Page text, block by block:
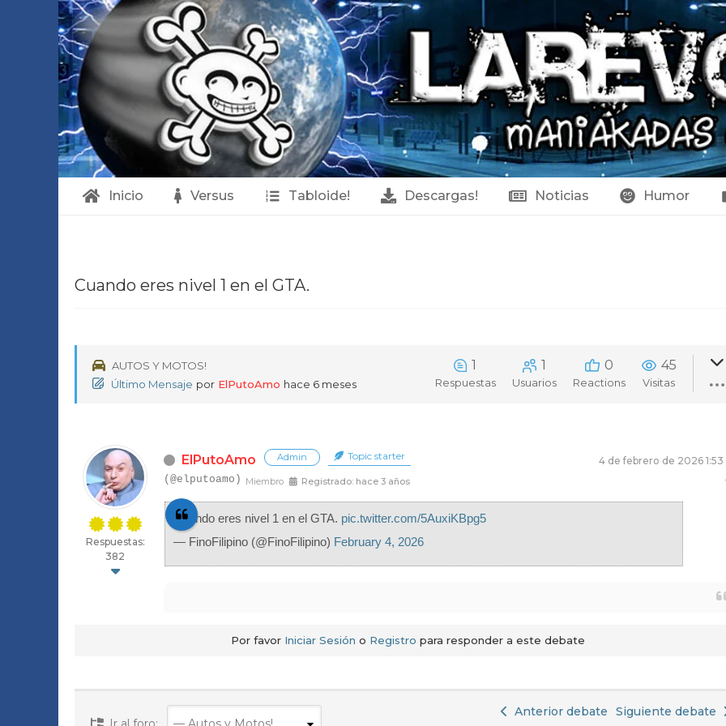
Inicio Versus Tabloide! Descargas! Noticias Humor
C
u
n
d
e
r
e
s
l
Cuando eres nivel 1 en el GTA.
AUTOS Y MOTOS!
Último Mensaje por ElPutoAmo hace 6 meses
1
Respuestas
1
Usuarios
0
Reactions
45
Visitas
Respuestas:
382
ElPutoAmo Admin Topic starter
4 de febrero de 2026 1:53
(@elputoamo) Miembro Registrado: hace 3 años
Cuando eres nivel 1 en el GTA. pic.twitter.com/5AuxiKBpg5
— FinoFilipino (@FinoFilipino) February 4, 2026
Por favor Iniciar Sesión o Registro para responder a este debate
Anterior debate Siguiente debate